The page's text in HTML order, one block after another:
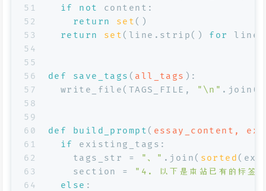
51
52
53
54
55
56
57
58
59
60
61
62
63
64
if
not
content:
return
set ()
return
set (line.strip() for line
def save_tags ( all_tags ):
  write_file(TAGS_FILE,
"\n" .join(
def build_prompt ( essay_content,
if
existing_tags:
    tags_str =
"、" .join( sorted
    section =
"4. 以下是本站已有的标签
else :